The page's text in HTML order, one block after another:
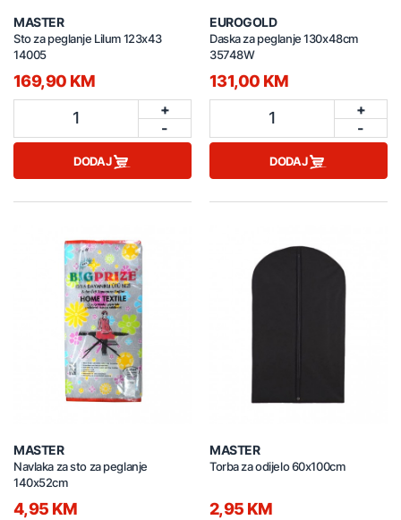
MASTER
Sto za peglanje Lilum 123x43
14005
169,90 KM
1
+
-
DODAJ
EUROGOLD
Daska za peglanje 130x48cm
35748W
131,00 KM
1
+
-
DODAJ
MASTER
Navlaka za sto za peglanje
140x52cm
4,95 KM
MASTER
Torba za odijelo 60x100cm
2,95 KM